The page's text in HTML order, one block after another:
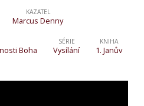
KAZATEL
Marcus Denny
Boha
SÉRIE
Vysílání
KNIHA
1. Janův